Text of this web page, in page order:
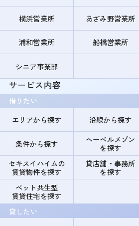
横浜営業所 あざみ野営業所
浦和営業所 船橋営業所
シニア事業部
サービス内容
借りたい
エリアから探す
沿線から探す
条件から探す
ヘーベルメゾン
を探す
セキスイハイムの
賃貸物件を探す
貸店舗・事務所
を探す
ペット共生型
賃貸住宅を探す
貸したい